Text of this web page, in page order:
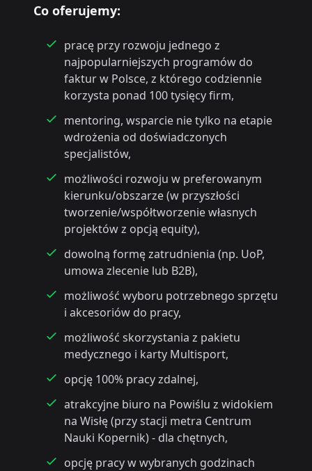
Co oferujemy:
pracę przy rozwoju jednego z
najpopularniejszych programów do
faktur w Polsce, z którego codziennie
korzysta ponad 100 tysięcy firm,
mentoring, wsparcie nie tylko na etapie
wdrożenia od doświadczonych
specjalistów,
możliwości rozwoju w preferowanym
kierunku/obszarze (w przyszłości
tworzenie/współtworzenie własnych
projektów z opcją equity),
dowolną formę zatrudnienia (np. UoP,
umowa zlecenie lub B2B),
możliwość wyboru potrzebnego sprzętu
i akcesoriów do pracy,
możliwość skorzystania z pakietu
medycznego i karty Multisport,
opcję 100% pracy zdalnej,
atrakcyjne biuro na Powiślu z widokiem
na Wisłę (przy stacji metra Centrum
Nauki Kopernik) - dla chętnych,
opcję pracy w wybranych godzinach